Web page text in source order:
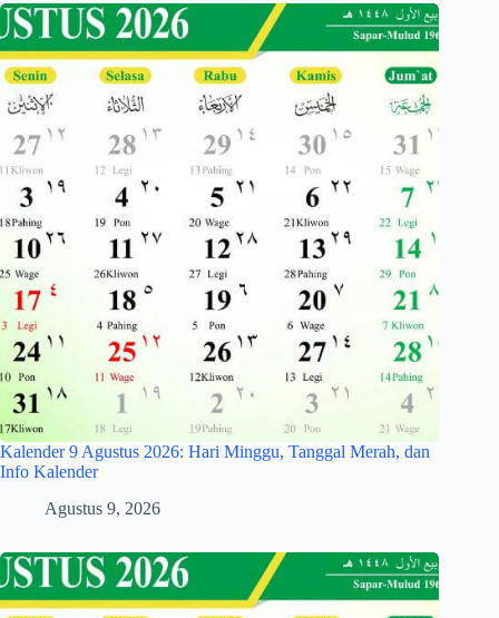
Kalender 9 Agustus 2026: Hari Minggu, Tanggal Merah, dan
Info Kalender
Agustus 9, 2026